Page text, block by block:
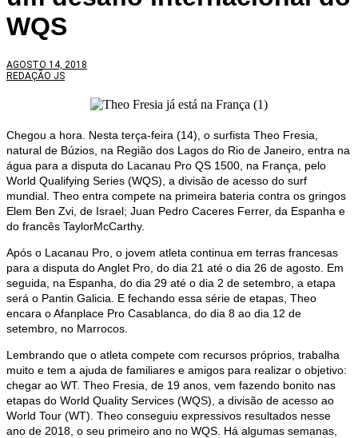
WQS
AGOSTO 14, 2018
REDAÇÃO JS
Chegou a hora. Nesta terça-feira (14), o surfista Theo Fresia,
natural de Búzios, na Região dos Lagos do Rio de Janeiro, entra na
água para a disputa do Lacanau Pro QS 1500, na França, pelo
World Qualifying Series (WQS), a divisão de acesso do surf
mundial. Theo entra compete na primeira bateria contra os gringos
Elem Ben Zvi, de Israel; Juan Pedro Caceres Ferrer, da Espanha e
do francês TaylorMcCarthy.
Após o Lacanau Pro, o jovem atleta continua em terras francesas
para a disputa do Anglet Pro, do dia 21 até o dia 26 de agosto. Em
seguida, na Espanha, do dia 29 até o dia 2 de setembro, a etapa
será o Pantin Galicia. E fechando essa série de etapas, Theo
encara o Afanplace Pro Casablanca, do dia 8 ao dia 12 de
setembro, no Marrocos.
Lembrando que o atleta compete com recursos próprios, trabalha
muito e tem a ajuda de familiares e amigos para realizar o objetivo:
chegar ao WT. Theo Fresia, de 19 anos, vem fazendo bonito nas
etapas do World Quality Services (WQS), a divisão de acesso ao
World Tour (WT). Theo conseguiu expressivos resultados nesse
ano de 2018, o seu primeiro ano no WQS. Há algumas semanas,